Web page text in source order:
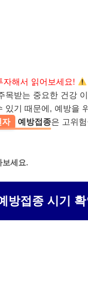
해서 읽어보세요!
목받는 중요한 건강
기 때문에, 예방을
자
예방접종은 고위
세요.
방접종 시기 확